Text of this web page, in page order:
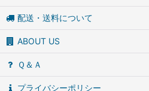
配送・送料について
ABOUT US
Ｑ＆Ａ
プライバシーポリシー